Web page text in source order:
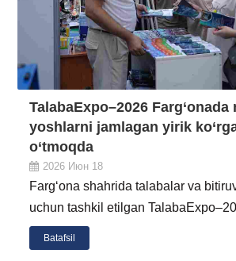
TalabaExpo–2026 Farg‘onada
yoshlarni jamlagan yirik
o‘tmoqda
2026 Июн 18
Farg‘ona shahrida talabalar va
uchun tashkil etilgan
Batafsil